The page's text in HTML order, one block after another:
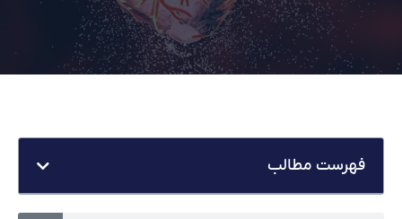
فهرست مطالب